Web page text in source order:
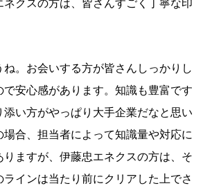
ネクスの方は、皆さんすごく丁寧な印
。お会いする方が皆さんしっかりし
で安心感があります。知識も豊富です
添い方がやっぱり大手企業だなと思い
場合、担当者によって知識量や対応に
りますが、伊藤忠エネクスの方は、そ
ラインは当たり前にクリアした上でさ